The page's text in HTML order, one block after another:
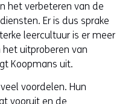
het verbeteren van de
Er is dus sprake
leercultuur is er meer
uitproberen van
Koopmans uit.
voordelen. Hun
vooruit en de